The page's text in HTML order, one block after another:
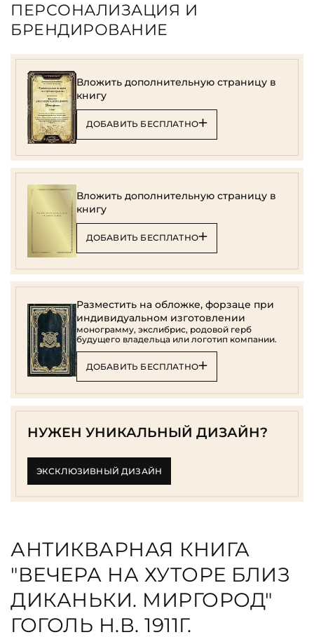
ПЕРСОНАЛИЗАЦИЯ И
БРЕНДИРОВАНИЕ
Вложить дополнительную страницу в
книгу
ДОБАВИТЬ БЕСПЛАТНО
Вложить дополнительную страницу в
книгу
ДОБАВИТЬ БЕСПЛАТНО
Разместить на обложке, форзаце при
индивидуальном изготовлении
монограмму, экслибрис, родовой герб
будущего владельца или логотип компании.
ДОБАВИТЬ БЕСПЛАТНО
НУЖЕН УНИКАЛЬНЫЙ ДИЗАЙН?
ЭКСКЛЮЗИВНЫЙ ДИЗАЙН
АНТИКВАРНАЯ КНИГА
"ВЕЧЕРА НА ХУТОРЕ БЛИЗ
ДИКАНЬКИ. МИРГОРОД"
ГОГОЛЬ Н.В. 1911Г.